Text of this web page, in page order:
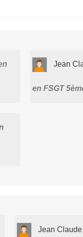
Jean
en FSGT
Jean